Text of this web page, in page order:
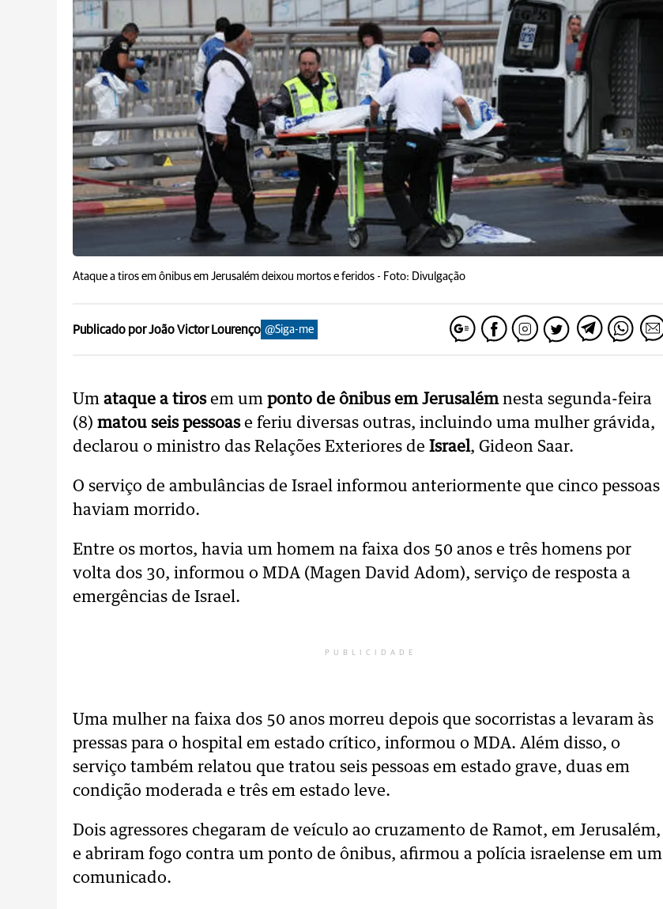
Ataque a tiros em ônibus em Jerusalém deixou mortos e feridos - Foto: Divulgação
Publicado por João Victor Lourenço @Siga-me
Um ataque a tirosem um ponto de ônibus em Jerusalémnesta segunda-feira
(8) matou seis pessoas e feriu diversas outras, incluindo uma mulher grávida,
declarou o ministro das Relações Exteriores de Israel, Gideon Saar.
O serviço de ambulâncias de Israel informou anteriormente que cinco pessoas
haviam morrido.
Entre os mortos, havia um homem na faixa dos 50 anos e três homens por
volta dos 30, informou o MDA (Magen David Adom), serviço de resposta a
emergências de Israel.
PUBLICIDADE
Uma mulher na faixa dos 50 anos morreu depois que socorristas a levaram às
pressas para o hospital em estado crítico, informou o MDA. Além disso, o
serviço também relatou que tratou seis pessoas em estado grave, duas em
condição moderada e três em estado leve.
Dois agressores chegaram de veículo ao cruzamento de Ramot, em Jerusalém,
e abriram fogo contra um ponto de ônibus, afirmou a polícia israelense em um
comunicado.